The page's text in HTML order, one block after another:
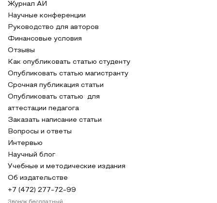
Журнал АИ
Научные конференции
Руководство для авторов
Финансовые условия
Отзывы
Как опубликовать статью студенту
Опубликовать статью магистранту
Срочная публикация статьи
Опубликовать статью для
аттестации педагога
Заказать написание статьи
Вопросы и ответы
Интервью
Научный блог
Учебные и методические издания
Об издательстве
+7 (472) 277-72-99
Звонок бесплатный